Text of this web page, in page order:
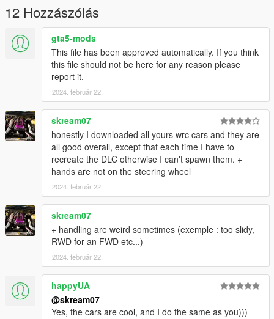
12 Hozzászólás
gta5-mods
This file has been approved automatically. If you think
this file should not be here for any reason please
report it.
2024. február 22.
skream07
honestly I downloaded all yours wrc cars and they are
all good overall, except that each time I have to
recreate the DLC otherwise I can't spawn them. +
hands are not on the steering wheel
2024. február 22.
skream07
+ handling are weird sometimes (exemple : too slidy,
RWD for an FWD etc...)
2024. február 22.
happyUA
@skream07
Yes, the cars are cool, and I do the same as you)))